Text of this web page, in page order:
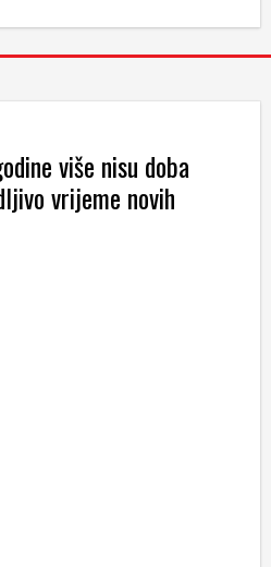
više nisu doba
vrijeme novih